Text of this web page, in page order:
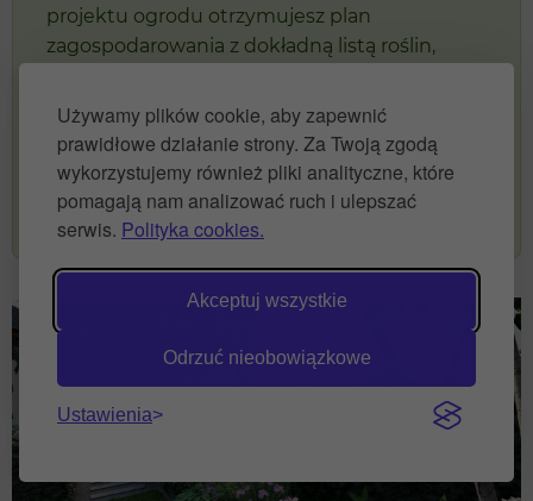
Używamy plików cookie, aby zapewnić
prawidłowe działanie strony. Za Twoją zgodą
wykorzystujemy również pliki analityczne, które
pomagają nam analizować ruch i ulepszać
serwis. Polityka cookies.
Akceptuj wszystkie
Odrzuć nieobowiązkowe
Ustawienia
projektu ogrodu otrzymujesz plan
zagospodarowania z dokładną listą roślin,
(Polska, Anglia, Belgia, Niemcy, USA).
Zamów projekt ogrodu z planem
nasadzeń →